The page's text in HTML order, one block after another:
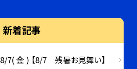
新着記事
8/7( 金 ) 【8/7 残暑お見舞い】